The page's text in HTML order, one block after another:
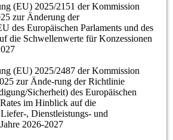
(EU) 2025/2151 der Kommission
zur Änderung der
des Europäischen Parlaments und des
die Schwellenwerte für Konzessionen
(EU) 2025/2487 der Kommission
zur Ände-rung der Richtlinie
Sicherheit) des Europäischen
im Hinblick auf die
, Dienstleistungs- und
2026-2027